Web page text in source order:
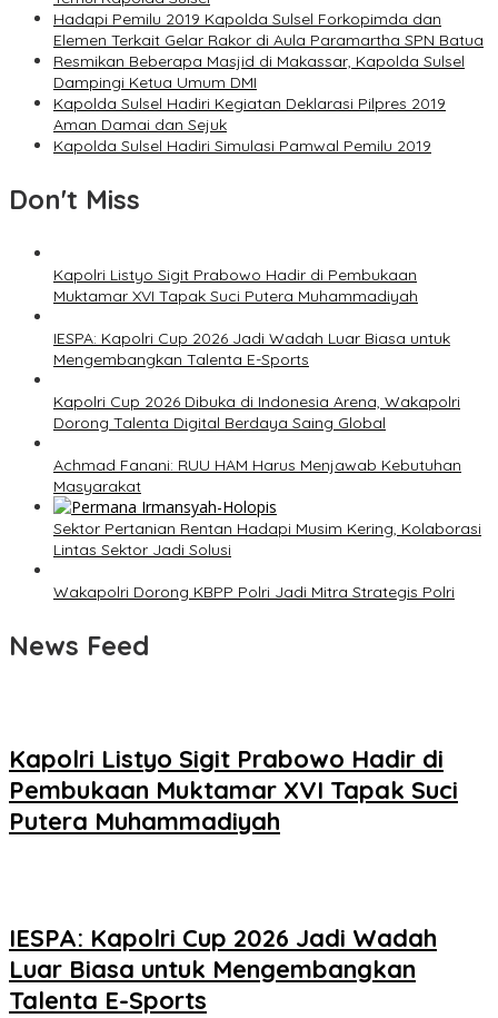
Hadapi Pemilu 2019 Kapolda Sulsel Forkopimda dan
Elemen Terkait Gelar Rakor di Aula Paramartha SPN Batua
Resmikan Beberapa Masjid di Makassar, Kapolda Sulsel
Dampingi Ketua Umum DMI
Kapolda Sulsel Hadiri Kegiatan Deklarasi Pilpres 2019
Aman Damai dan Sejuk
Kapolda Sulsel Hadiri Simulasi Pamwal Pemilu 2019
Don't Miss
Kapolri Listyo Sigit Prabowo Hadir di Pembukaan
Muktamar XVI Tapak Suci Putera Muhammadiyah
IESPA: Kapolri Cup 2026 Jadi Wadah Luar Biasa untuk
Mengembangkan Talenta E-Sports
Kapolri Cup 2026 Dibuka di Indonesia Arena, Wakapolri
Dorong Talenta Digital Berdaya Saing Global
Achmad Fanani: RUU HAM Harus Menjawab Kebutuhan
Masyarakat
Sektor Pertanian Rentan Hadapi Musim Kering, Kolaborasi
Lintas Sektor Jadi Solusi
Wakapolri Dorong KBPP Polri Jadi Mitra Strategis Polri
News Feed
Kapolri Listyo Sigit Prabowo Hadir di
Pembukaan Muktamar XVI Tapak Suci
Putera Muhammadiyah
IESPA: Kapolri Cup 2026 Jadi Wadah
Luar Biasa untuk Mengembangkan
Talenta E-Sports